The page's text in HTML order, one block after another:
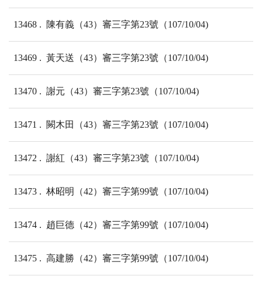
13468 陳有義（43）審三字第23號（107/10/04)
13469 黃天送（43）審三字第23號（107/10/04)
13470 謝元（43）審三字第23號（107/10/04)
13471 闕木田（43）審三字第23號（107/10/04)
13472 謝紅（43）審三字第23號（107/10/04)
13473 林昭明（42）審三字第99號（107/10/04)
13474 趙巨德（42）審三字第99號（107/10/04)
13475 高建勝（42）審三字第99號（107/10/04)